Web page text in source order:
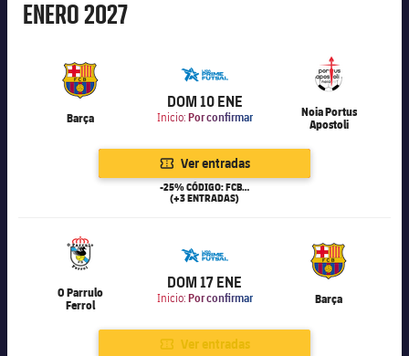
Enero
ENERO2027
Barça
6.000
DOM 10 ENE
Inicio: Por confirmar
Noia Portus
Apostoli
Ver entradas
-25% CÓDIGO: FCB25
(+3 ENTRADAS)
O Parrulo
Ferrol
6.000
DOM 17 ENE
Inicio: Por confirmar Barça
Ver entradas